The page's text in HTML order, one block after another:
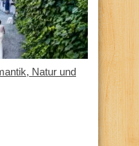
Natur und